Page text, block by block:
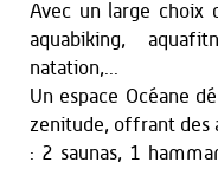
Avec un large choix
aquabiking,
natation,...
Un espace Océane
zenitude, offrant des
: 2 saunas, 1